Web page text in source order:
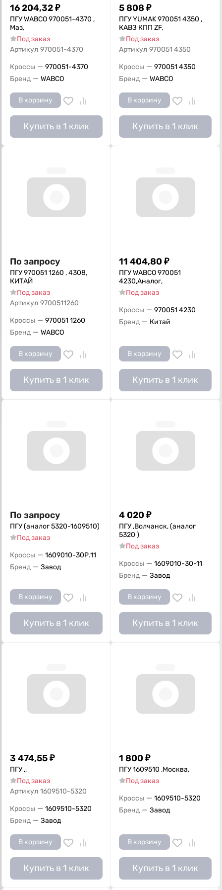
16 204,32₽
ПГУ WABCO 970051-4370 ,
Маз,
Под заказ
Артикул 970051-4370
Кроссы — 970051-4370
Бренд — WABCO
В корзину
Купить в 1 клик
5 808 ₽
ПГУ YUMAK 970051 4350 ,
КАВЗ КПП ZF,
Под заказ
Артикул 970051 4350
Кроссы — 970051 4350
Бренд — WABCO
В корзину
Купить в 1 клик
По запросу
ПГУ 970051 1260 , 4308,
КИТАЙ
Под заказ
Артикул 9700511260
Кроссы — 970051 1260
Бренд — WABCO
В корзину
Купить в 1 клик
11 404,80 ₽
ПГУ WABCO 970051
4230,Аналог,
Под заказ
Кроссы — 970051 4230
Бренд — Китай
В корзину
Купить в 1 клик
По запросу
ПГУ (аналог 5320-1609510)
Под заказ
Кроссы — 1609010-30Р.11
Бренд — Завод
В корзину
Купить в 1 клик
4 020 ₽
ПГУ ,Волчанск, (аналог
5320 )
Под заказ
Кроссы — 1609010-30-11
Бренд — Завод
В корзину
Купить в 1 клик
3 474,55₽
ПГУ ,,
Под заказ
Артикул 1609510-5320
Кроссы — 1609510-5320
Бренд — Завод
В корзину
Купить в 1 клик
1 800 ₽
ПГУ 1609510 ,Москва,
Под заказ
Кроссы — 1609510-5320
Бренд — Завод
В корзину
Купить в 1 клик